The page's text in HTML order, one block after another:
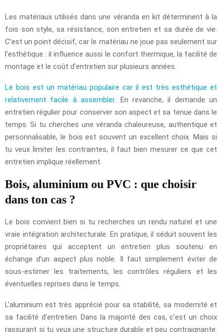
Les matériaux utilisés dans une véranda en kit déterminent à la
fois son style, sa résistance, son entretien et sa durée de vie.
C’est un point décisif, car le matériau ne joue pas seulement sur
l’esthétique : il influence aussi le confort thermique, la facilité de
montage et le coût d’entretien sur plusieurs années.
Le bois est un matériau populaire car il est très esthétique et
relativement facile à assembler. En revanche, il demande un
entretien régulier pour conserver son aspect et sa tenue dans le
temps. Si tu cherches une véranda chaleureuse, authentique et
personnalisable, le bois est souvent un excellent choix. Mais si
tu veux limiter les contraintes, il faut bien mesurer ce que cet
entretien implique réellement.
Bois, aluminium ou PVC : que choisir
dans ton cas ?
Le bois convient bien si tu recherches un rendu naturel et une
vraie intégration architecturale. En pratique, il séduit souvent les
propriétaires qui acceptent un entretien plus soutenu en
échange d’un aspect plus noble. Il faut simplement éviter de
sous-estimer les traitements, les contrôles réguliers et les
éventuelles reprises dans le temps.
L’aluminium est très apprécié pour sa stabilité, sa modernité et
sa facilité d’entretien. Dans la majorité des cas, c’est un choix
rassurant si tu veux une structure durable et peu contraignante.